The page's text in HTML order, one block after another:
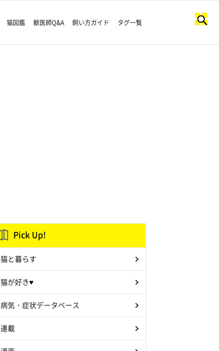
猫図鑑 獣医師Q&A 飼い方ガイド タグ一覧
Pick Up!
猫と暮らす
猫が好き♥
病気・症状データベース
連載